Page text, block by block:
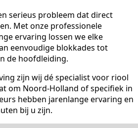
serieus probleem dat direct
Met onze professionele
ervaring lossen we elke
eenvoudige blokkades tot
de hoofdleiding.
zijn wij dé specialist voor riool
om Noord-Holland of specifiek in
hebben jarenlange ervaring en
bij u zijn.